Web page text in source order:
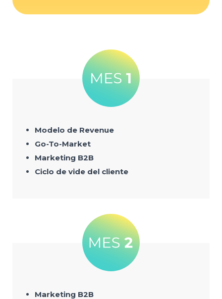
Modelo de Revenue
Go-To-Market
Marketing B2B
Ciclo de vide del cliente
Marketing B2B